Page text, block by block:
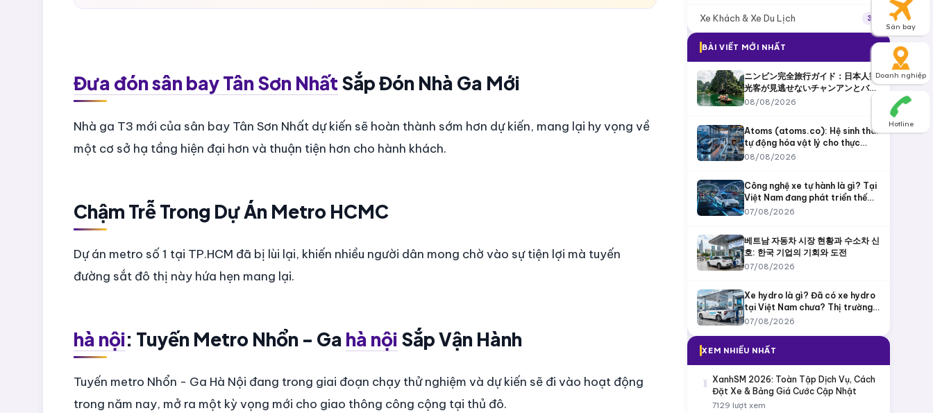
Đưa đón sân bay Tân Sơn Nhất Sắp Đón Nhà Ga Mới
Nhà ga T3 mới của sân bay Tân Sơn Nhất dự kiến sẽ hoàn thành sớm hơn dự kiến, mang lại hy vọng về
một cơ sở hạ tầng hiện đại hơn và thuận tiện hơn cho hành khách.
Chậm Trễ Trong Dự Án Metro HCMC
Dự án metro số 1 tại TP.HCM đã bị lùi lại, khiến nhiều người dân mong chờ vào sự tiện lợi mà tuyến
đường sắt đô thị này hứa hẹn mang lại.
hà nội: Tuyến Metro Nhổn - Ga hà nội Sắp Vận Hành
Tuyến metro Nhổn - Ga Hà Nội đang trong giai đoạn chạy thử nghiệm và dự kiến sẽ đi vào hoạt động
trong năm nay, mở ra một kỳ vọng mới cho giao thông công cộng tại thủ đô.
Xe Khách & Xe Du Lịch 3
BÀI VIẾT MỚI NHẤT
ニンビン完全旅行ガイド：日本人観
光客が見逃せないチャンアンとバイ
ディン
08/08/2026
Atoms (atoms.co): Hệ sinh thái
tự động hóa vật lý cho thực
phẩm, khai khoáng và vận tải
08/08/2026
Công nghệ xe tự hành là gì? Tại
Việt Nam đang phát triển thế
nào và VinFast đã làm được gì?
07/08/2026
베트남 자동차 시장 현황과 수소차 신
호: 한국 기업의 기회와 도전
07/08/2026
Xe hydro là gì? Đã có xe hydro
tại Việt Nam chưa? Thị trường
còn bỏ ngỏ?
07/08/2026
XEM NHIỀU NHẤT
1 XanhSM 2026: Toàn Tập Dịch Vụ, Cách
Đặt Xe & Bảng Giá Cước Cập Nhật
7129 lượt xem
Sân bay
Doanh nghiệp
Hotline